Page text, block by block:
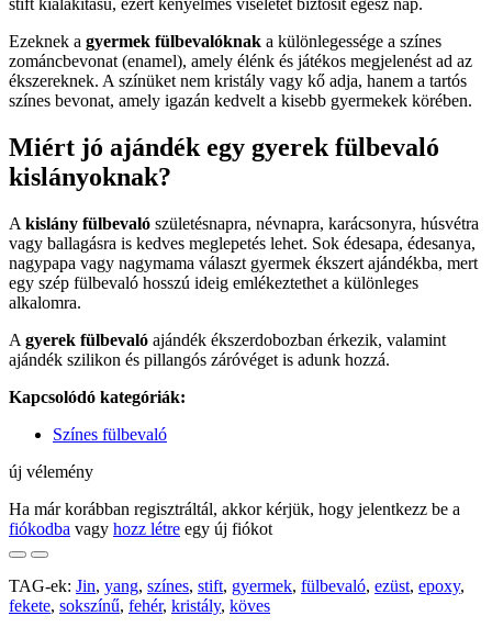
stift kialakítású, ezért kényelmes viseletet biztosít egész nap.
Ezeknek a gyermek fülbevalóknak a különlegessége a színes
zománcbevonat (enamel), amely élénk és játékos megjelenést ad az
ékszereknek. A színüket nem kristály vagy kő adja, hanem a tartós
színes bevonat, amely igazán kedvelt a kisebb gyermekek körében.
Miért jó ajándék egy gyerek fülbevaló
kislányoknak?
A kislány fülbevaló születésnapra, névnapra, karácsonyra, húsvétra
vagy ballagásra is kedves meglepetés lehet. Sok édesapa, édesanya,
nagypapa vagy nagymama választ gyermek ékszert ajándékba, mert
egy szép fülbevaló hosszú ideig emlékeztethet a különleges
alkalomra.
A gyerek fülbevaló ajándék ékszerdobozban érkezik, valamint
ajándék szilikon és pillangós záróvéget is adunk hozzá.
Kapcsolódó kategóriák:
Színes fülbevaló
új vélemény
Ha már korábban regisztráltál, akkor kérjük, hogy jelentkezz be a
fiókodba vagy hozz létre egy új fiókot
TAG-ek: Jin, yang, színes, stift, gyermek, fülbevaló, ezüst, epoxy,
fekete, sokszínű, fehér, kristály, köves